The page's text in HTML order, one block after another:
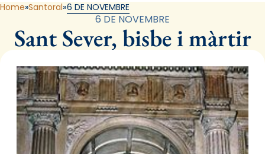
Home Santoral 6 DE NOVEMBRE
6 DE NOVEMBRE
Sant Sever, bisbe i màrtir